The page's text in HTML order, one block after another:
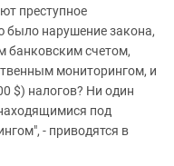
преступное
было нарушение закона,
банковским счетом,
мониторингом, и
$) налогов? Ни один
под
- приводятся в